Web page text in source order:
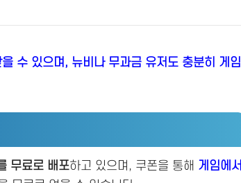
수 있으며, 뉴비나 무과금 유저도 충분히 게임
무료로 배포하고 있으며, 쿠폰을 통해 게임에서